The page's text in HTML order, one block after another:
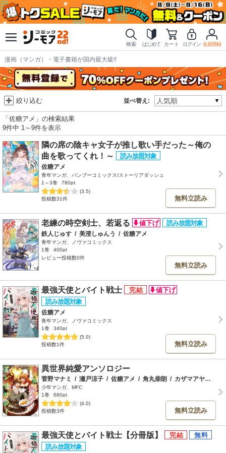
検索 はじめて カート ログイン 会員登録
漫画（マンガ）・電子書籍が国内最大級!!
並べ替え:
絞り込む
「佐糖アメ」の検索結果
9件中 1～9件を表示
隣の席の陰キャ女子が推し歌い手だった～俺の
曲を歌ってくれ！～
佐糖アメ
青年マンガ、バンブーコミックス/ストーリアダッシュ
1～3巻
780pt
(3.5)
投稿数31件
無料立読み
老練の時空剣士、若返る
鉄人じゅす / 美澄しゅんう / 佐糖アメ
青年マンガ、ノヴァコミックス
1巻
400pt
レビュー投稿数0件
無料立読み
最強天使とバイト戦士
佐糖アメ
青年マンガ、ノヴァコミックス
1巻
340pt
(5.0)
投稿数1件
無料立読み
異世界純愛アンソロジー
菅野マナミ / 瀬戸涼子 / 佐糖アメ / 角丸柴朗 / カザマアヤミ
少年マンガ、MFC
1巻
680pt
(4.0)
投稿数3件
無料立読み
最強天使とバイト戦士【分冊版】